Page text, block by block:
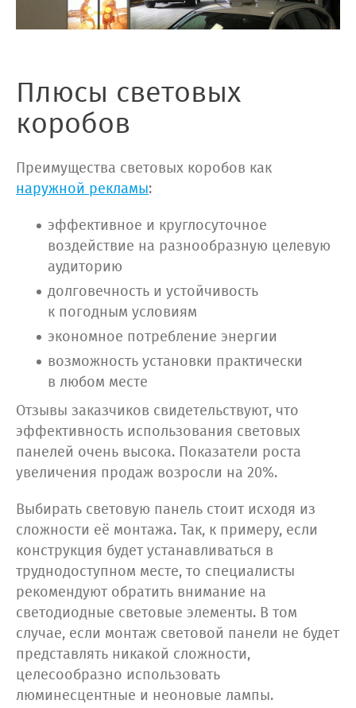
Плюсы световых
коробов
Преимущества световых коробов как
наружной рекламы:
эффективное и круглосуточное
воздействие на разнообразную целевую
аудиторию
долговечность и устойчивость
к погодным условиям
экономное потребление энергии
возможность установки практически
в любом месте
Отзывы заказчиков свидетельствуют, что
эффективность использования световых
панелей очень высока. Показатели роста
увеличения продаж возросли на 20%.
Выбирать световую панель стоит исходя из
сложности её монтажа. Так, к примеру, если
конструкция будет устанавливаться в
труднодоступном месте, то специалисты
рекомендуют обратить внимание на
светодиодные световые элементы. В том
случае, если монтаж световой панели не будет
представлять никакой сложности,
целесообразно использовать
люминесцентные и неоновые лампы.